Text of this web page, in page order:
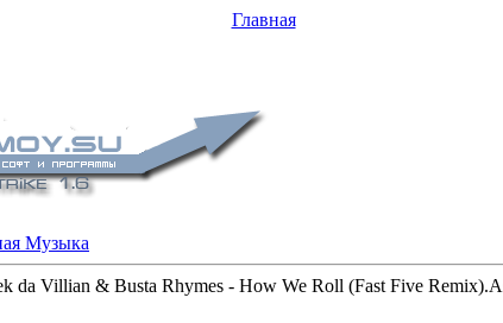
Главная
Музыка
da Villian & Busta Rhymes - How We Roll (Fast Five